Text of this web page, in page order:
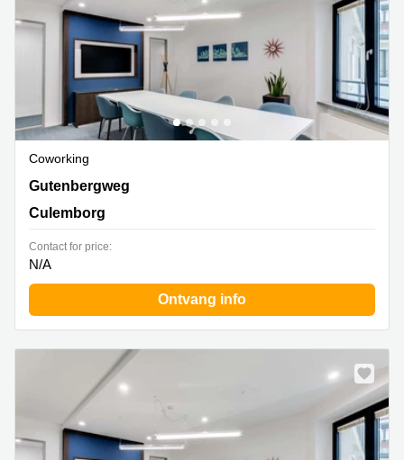
Coworking
Gutenbergweg 1, Culemborg
Gutenbergweg
Culemborg
Contact for price:
N/A
Ontvang info